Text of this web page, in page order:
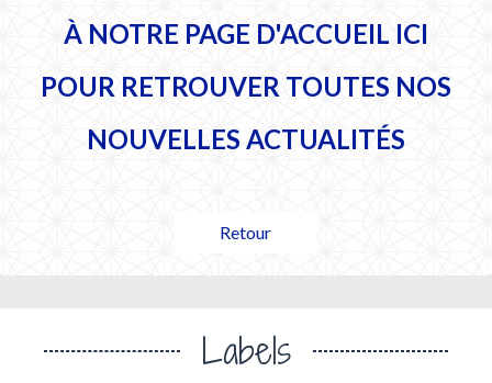
À NOTRE PAGE D'ACCUEIL ICI
POUR RETROUVER TOUTES NOS
NOUVELLES ACTUALITÉS
Retour
Labels